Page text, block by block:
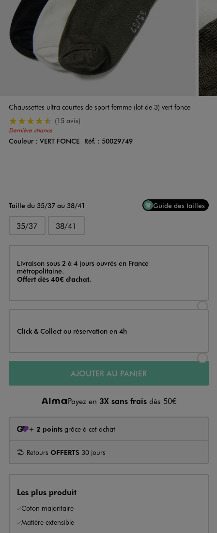
Chaussettes ultra courtes de sport femme (lot de 3) vert fonce
Dernière chance
4.5/5 de moyenne
(15 avis)
Couleur
Couleur : VERT FONCE Réf. : 50029749
Taille du 35/37 au 38/41 Guide des tailles
35/37 38/41
Livraison
Livraison sous 2 à 4 jours ouvrés en France
métropolitaine.
Offert dès 40€ d'achat.
Click & Collect ou réservation en 4h
AJOUTER AU PANIER
Payez en 3X sans frais dès 50€
+ 2 points grâce à cet achat
Retours OFFERTS 30 jours
Les plus produit
Coton majoritaire
Matière extensible